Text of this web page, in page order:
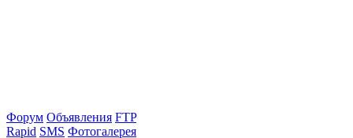
Форум Объявления FTP
Rapid SMS Фотогалерея